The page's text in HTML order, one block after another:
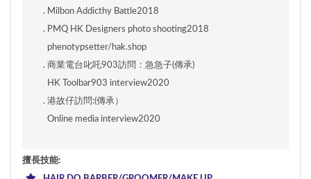
. Milbon Addicthy Battle2018
. PMQ HK Designers photo shooting2018
  phenotypsetter/hak.shop
. 商業電台叱吒903訪問：急急子(傳承)
  HK Toolbar903 interview2020
. 港故仔訪問:(傳承）
  Online media interview2020
擅長技能: